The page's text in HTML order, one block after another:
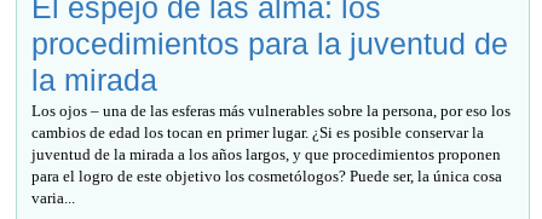
El espejo de las alma: los
procedimientos para la juventud de
la mirada
Los ojos – una de las esferas más vulnerables sobre la persona, por eso los
cambios de edad los tocan en primer lugar. ¿Si es posible conservar la
juventud de la mirada a los años largos, y que procedimientos proponen
para el logro de este objetivo los cosmetólogos? Puede ser, la única cosa
varia...